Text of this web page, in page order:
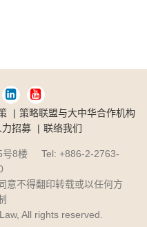
策略联盟与大中华合作机构
力招募 联络我们
号8楼 Tel: +886-2-2763-
意不得翻印转载或以任何方
All rights reserved.